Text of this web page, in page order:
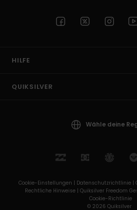
HILFE
QUIKSILVER
Wähle deine
Cookie-Einstellungen | Datenschutzrichtlinie |
Rechtliche Hinweise | Quiksilver Freedom
Cookie-Richtlinie
© 2026 Quiksilver